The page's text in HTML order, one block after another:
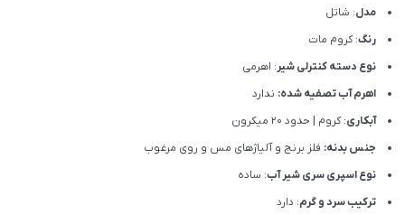
مدل: شاتل
رنگ: کروم مات
نوع دسته کنترلی شیر: اهرمی
اهرم آب تصفیه شده: ندارد
آبکاری: کروم | حدود 20 میکرون
جنس بدنه: فلز برنج و آلیاژهای مس و روی مرغوب
نوع اسپری سری شیر آب: ساده
ترکیب سرد و گرم: دارد